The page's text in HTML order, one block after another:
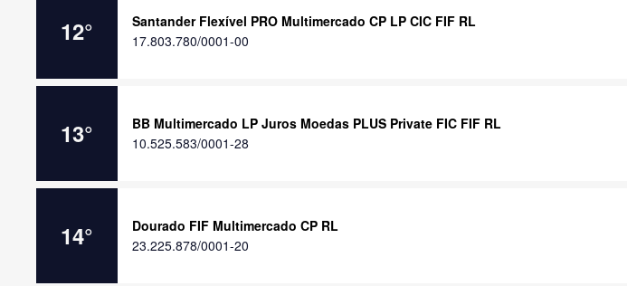
12°
Santander Flexível PRO Multimercado CP LP CIC FIF RL
17.803.780/0001-00
13°
BB Multimercado LP Juros Moedas PLUS Private FIC FIF RL
10.525.583/0001-28
14°
Dourado FIF Multimercado CP RL
23.225.878/0001-20